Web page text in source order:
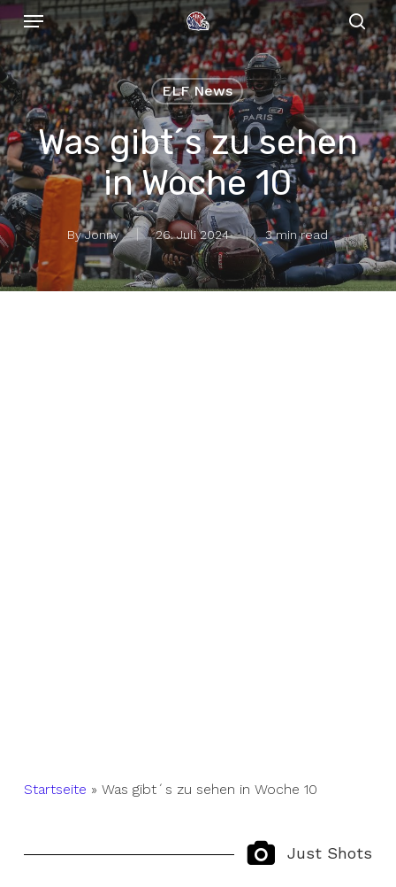
Skip
to
main
content
Menu
ELF News
Was gibt´s zu sehen
in Woche 10
By Jonny 26. Juli 2024 3 min read
Startseite » Was gibt´s zu sehen in Woche 10
Just Shots